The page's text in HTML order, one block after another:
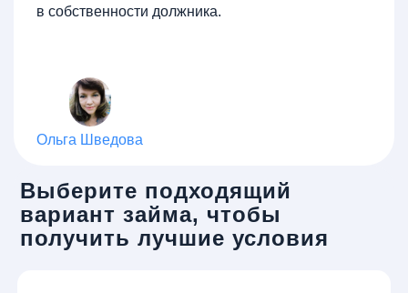
в собственности должника.
Ольга Шведова
Выберите подходящий
вариант займа, чтобы
получить лучшие условия